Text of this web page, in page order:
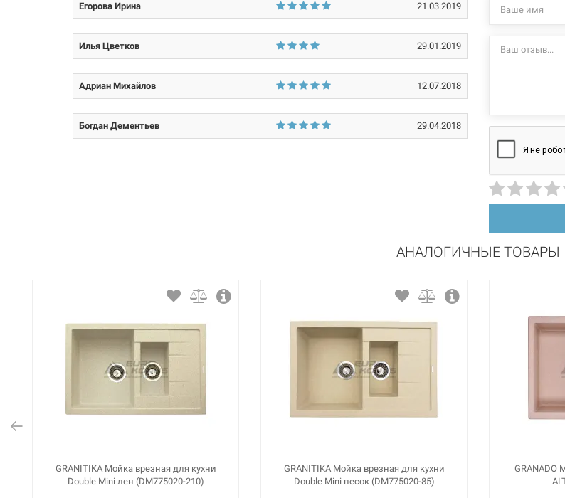
Размер монтажного выреза (длина/ширина): по шаблону
Покрытие корпуса: без покрытия
Крыло:
Количество чаш:
Егорова Ирина 21.03.2019
Илья Цветков 29.01.2019
Адриан Михайлов 12.07.2018
Богдан Дементьев 29.04.2018
АНАЛОГИЧНЫЕ ТОВАРЫ
GRANITIKA Мойка врезная для кухни
Double Mini лен (DM775020-210)
GRANITIKA Мойка врезная для кухни
Double Mini песок (DM775020-85)
GRANADO